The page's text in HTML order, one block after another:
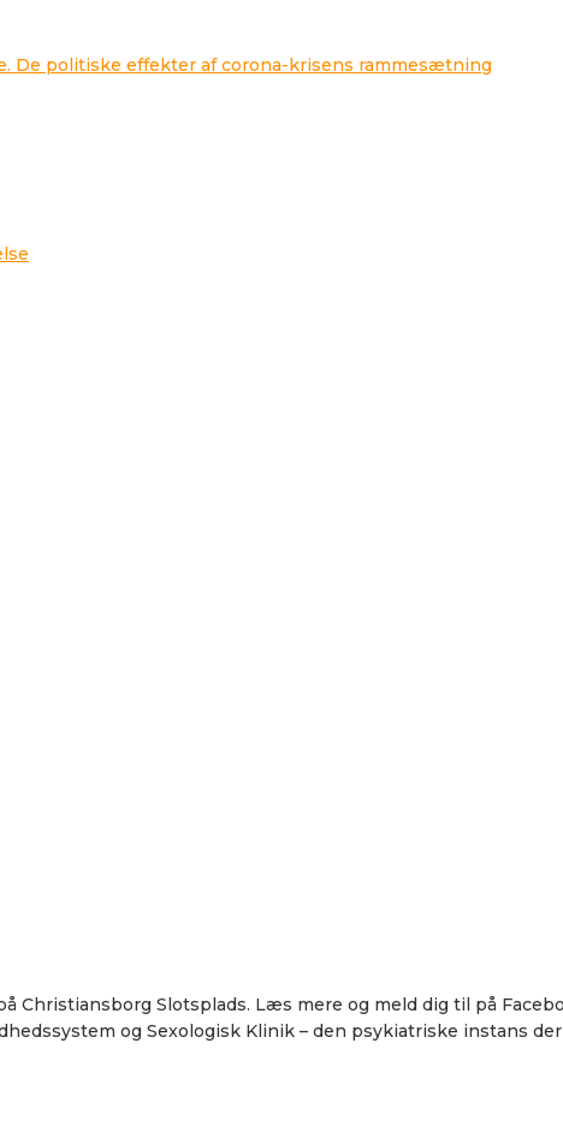
De politiske effekter af corona-krisens rammesætning
Christiansborg Slotsplads. Læs mere og meld dig til på
og Sexologisk Klinik – den psykiatriske instans